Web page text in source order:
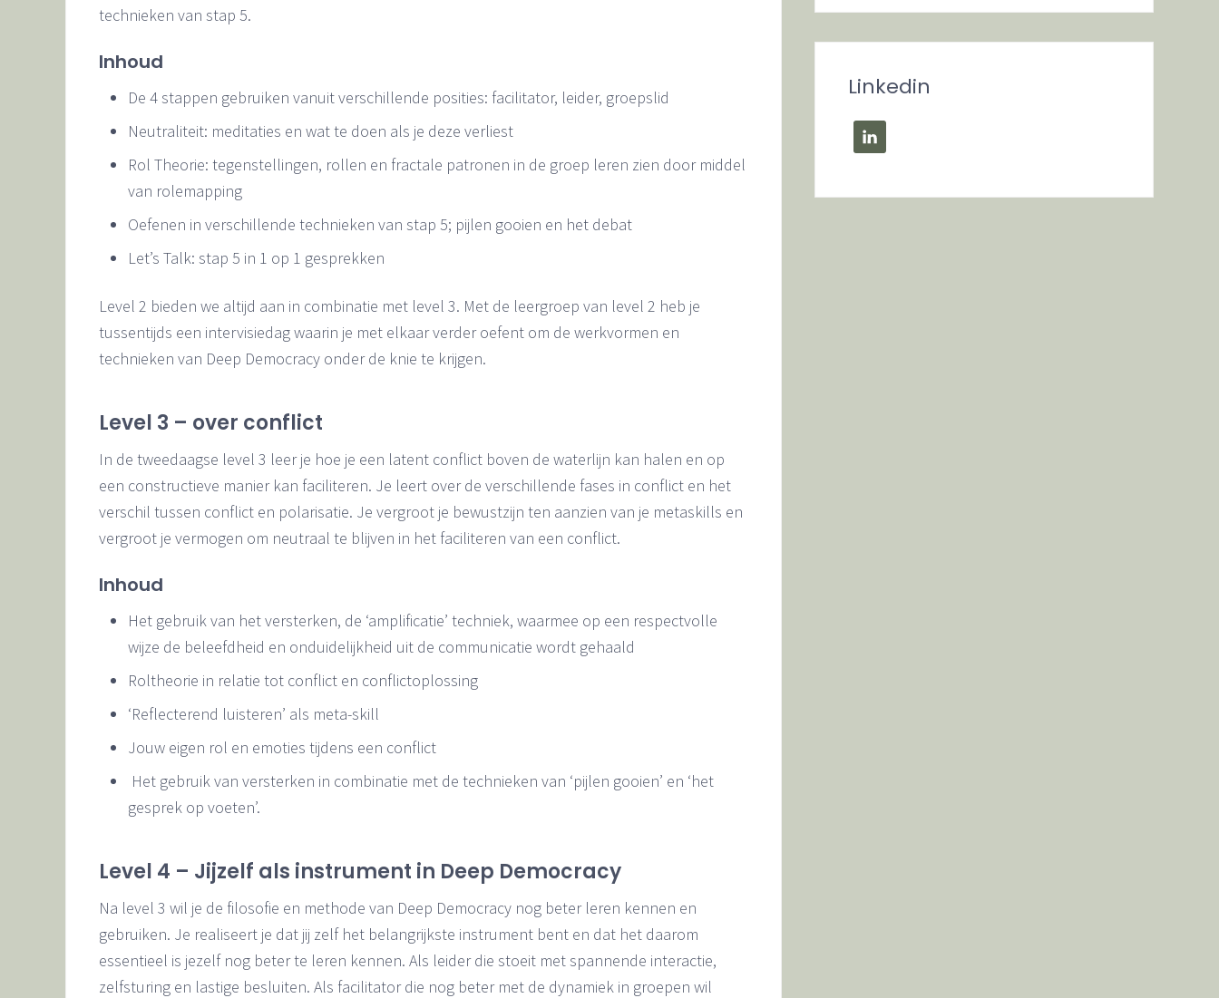
technieken van stap 5.
Inhoud
De 4 stappen gebruiken vanuit verschillende posities: facilitator, leider, groepslid
Neutraliteit: meditaties en wat te doen als je deze verliest
Rol Theorie: tegenstellingen, rollen en fractale patronen in de groep leren zien door middel
van rolemapping
Oefenen in verschillende technieken van stap 5; pijlen gooien en het debat
Let’s Talk: stap 5 in 1 op 1 gesprekken
Level 2 bieden we altijd aan in combinatie met level 3. Met de leergroep van level 2 heb je
tussentijds een intervisiedag waarin je met elkaar verder oefent om de werkvormen en
technieken van Deep Democracy onder de knie te krijgen.
Level 3 – over conflict
In de tweedaagse level 3 leer je hoe je een latent conflict boven de waterlijn kan halen en op
een constructieve manier kan faciliteren. Je leert over de verschillende fases in conflict en het
verschil tussen conflict en polarisatie. Je vergroot je bewustzijn ten aanzien van je metaskills en
vergroot je vermogen om neutraal te blijven in het faciliteren van een conflict.
Inhoud
Het gebruik van het versterken, de ‘amplificatie’ techniek, waarmee op een respectvolle
wijze de beleefdheid en onduidelijkheid uit de communicatie wordt gehaald
Roltheorie in relatie tot conflict en conflictoplossing
‘Reflecterend luisteren’ als meta-skill
Jouw eigen rol en emoties tijdens een conflict
Het gebruik van versterken in combinatie met de technieken van ‘pijlen gooien’ en ‘het
gesprek op voeten’.
Level 4 – Jijzelf als instrument in Deep Democracy
Na level 3 wil je de filosofie en methode van Deep Democracy nog beter leren kennen en
gebruiken. Je realiseert je dat jij zelf het belangrijkste instrument bent en dat het daarom
essentieel is jezelf nog beter te leren kennen. Als leider die stoeit met spannende interactie,
zelfsturing en lastige besluiten. Als facilitator die nog beter met de dynamiek in groepen wil
Linkedin